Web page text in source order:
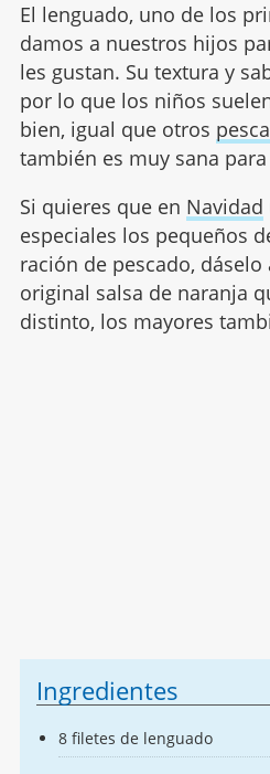
El lenguado, uno de los
damos a nuestros hijos
les gustan. Su textura y
por lo que los niños
bien, igual que otros
también es muy sana
Si quieres que en Navidad
especiales los pequeños
ración de pescado,
original salsa de naranja
distinto, los mayores
Ingredientes
8 filetes de lenguado